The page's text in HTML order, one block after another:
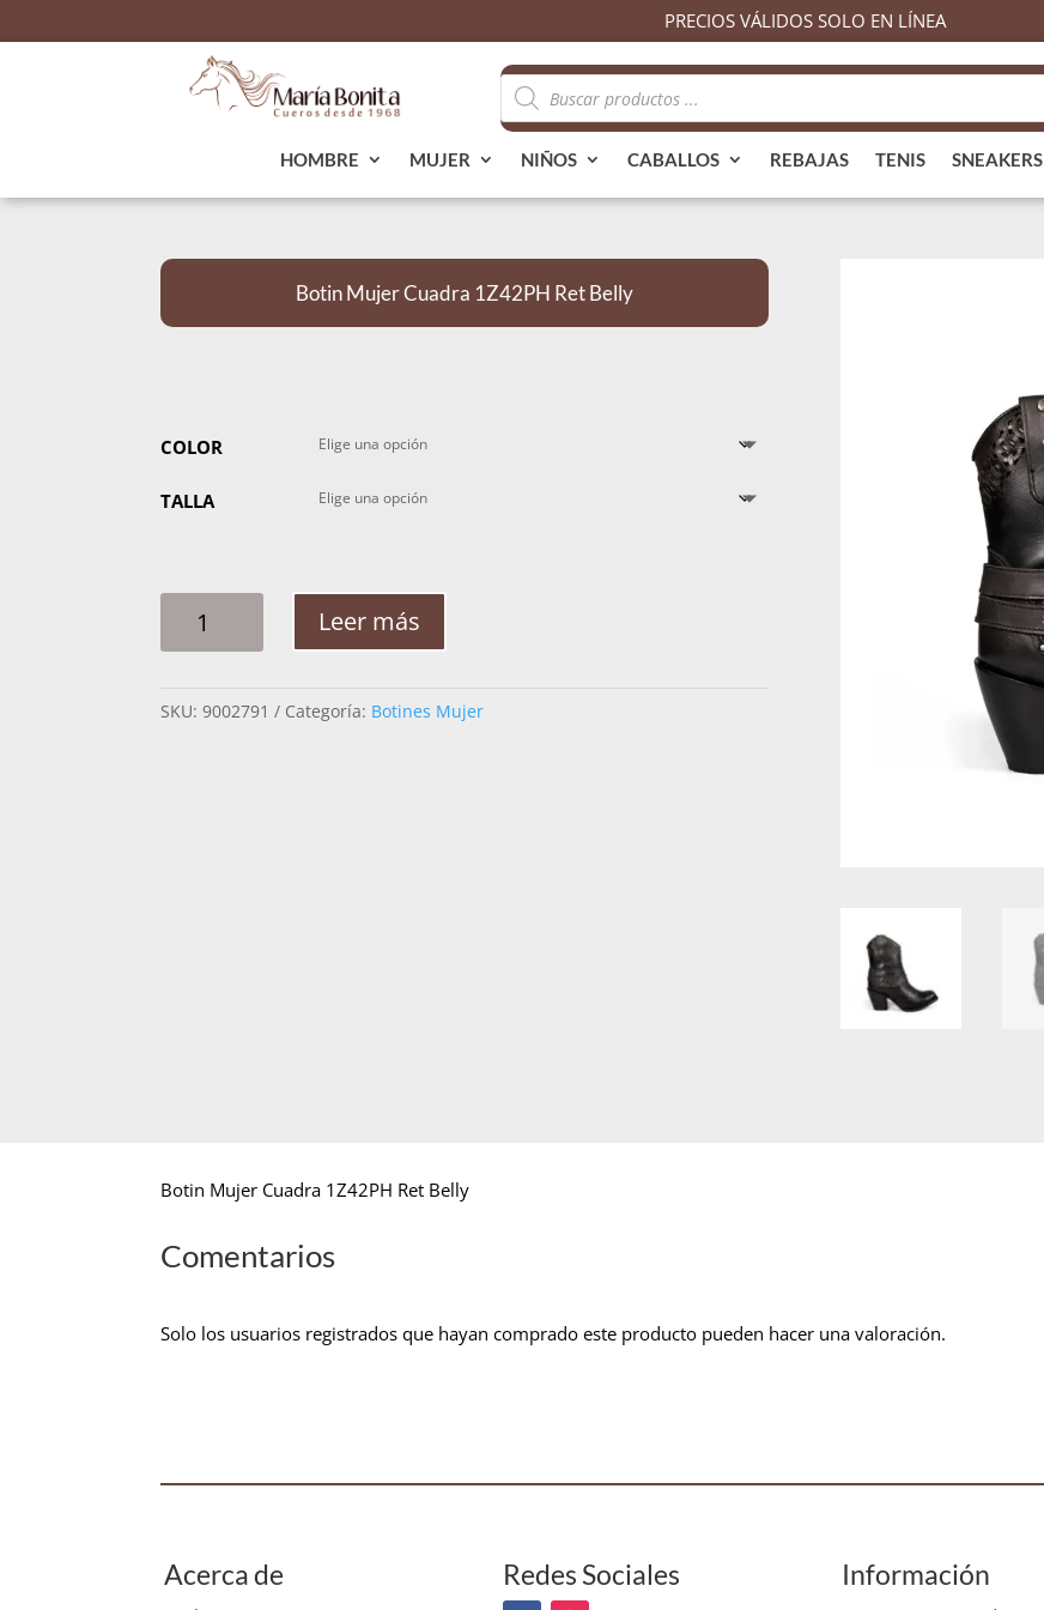
PRECIOS VÁLIDOS SOLO EN LÍNEA
Búsqueda
de
productos
HOMBRE MUJER NIÑOS CABALLOS REBAJAS TENIS SNEAKERS
Botin Mujer Cuadra 1Z42PH Ret Belly
COLOR
TALLA
MUJER
RET
Leer más
SKU:9002791 Categoría: Botines Mujer
Botin Mujer Cuadra 1Z42PH Ret Belly
Comentarios
Solo los usuarios registrados que hayan comprado este producto pueden hacer una valoración.
Acerca de Redes Sociales Información